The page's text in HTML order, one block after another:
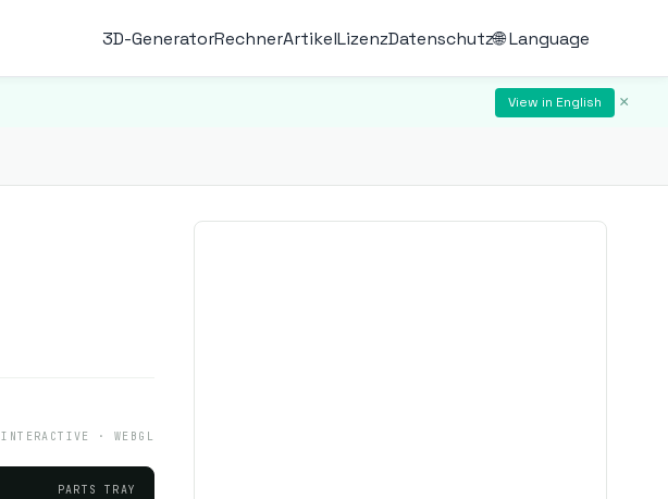
3D-GeneratorRechnerArtikelLizenzDatenschutz🌐 Language
View in English ×
INTERACTIVE · WEBGL
PARTS TRAY